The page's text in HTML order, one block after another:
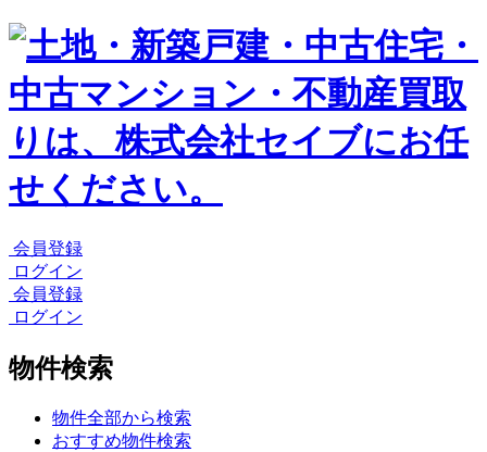
会員登録
ログイン
会員登録
ログイン
物件検索
物件全部から検索
おすすめ物件検索